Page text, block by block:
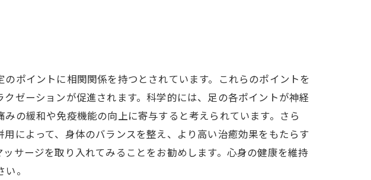
ポイントに相関関係を持つとされています。これらのポイントを
ゼーションが促進されます。科学的には、足の各ポイントが神経
の緩和や免疫機能の向上に寄与すると考えられています。さら
によって、身体のバランスを整え、より高い治癒効果をもたらす
サージを取り入れてみることをお勧めします。心身の健康を維持
。